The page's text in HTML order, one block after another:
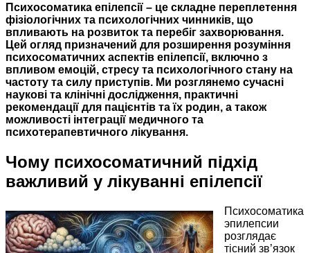
Психосоматика епілепсії – це складне переплетення
фізіологічних та психологічних чинників, що
впливають на розвиток та перебіг захворювання.
Цей огляд призначений для розширення розуміння
психосоматичних аспектів епілепсії, включно з
впливом емоцій, стресу та психологічного стану на
частоту та силу приступів. Ми розглянемо сучасні
наукові та клінічні дослідження, практичні
рекомендації для пацієнтів та їх родин, а також
можливості інтеграції медичного та
психотерапевтичного лікування.
Чому психосоматичний підхід
важливий у лікуванні епілепсії
Психосоматика
эпилепсии
розглядає
тісний зв’язок